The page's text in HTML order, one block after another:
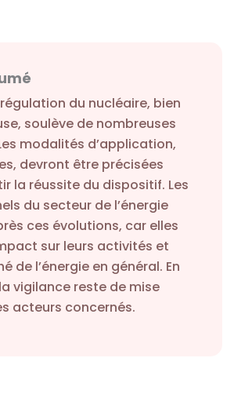
du nucléaire, bien
soulève de nombreuses
modalités d’application,
devront être précisées
la réussite du dispositif. Les
du secteur de l’énergie
ces évolutions, car elles
sur leurs activités et
de l’énergie en général. En
vigilance reste de mise
acteurs concernés.